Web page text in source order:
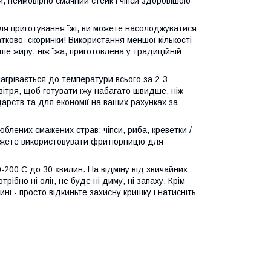
приготування їжі, ви можете насолоджуватися
скоринки! Використання меншої кількості
жиру, ніж їжа, приготовлена у традиційній
до температури всього за 2-3
щоб готувати їжу набагато швидше, ніж
та для економії на ваших рахунках за
смажених страв; чіпси, риба, креветки /
використовувати фритюрницю для
C до 30 хвилин. На відміну від звичайних
ні олії, не буде ні диму, ні запаху. Крім
просто відкиньте захисну кришку і натисніть